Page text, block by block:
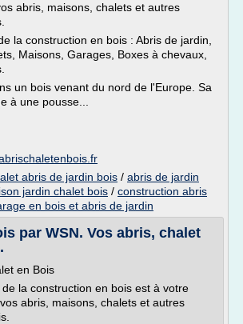
abris, maisons, chalets et autres
la construction en bois : Abris de jardin,
Maisons, Garages, Boxes à chevaux,
un bois venant du nord de l'Europe. Sa
à une pousse...
abris de jardin bois / abris de jardin
jardin chalet bois / construction abris
en bois et abris de jardin
par WSN. Vos abris, chalet
en Bois
la construction en bois est à votre
abris, maisons, chalets et autres